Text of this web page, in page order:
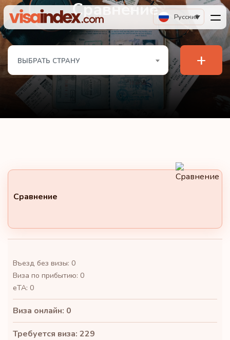
Русский
Сравнение
ВЫБРАТЬ СТРАНУ +
Сравнение
Въезд без визы: 0
Виза по прибытию: 0
eTA: 0
Виза онлайн: 0
Требуется виза: 229